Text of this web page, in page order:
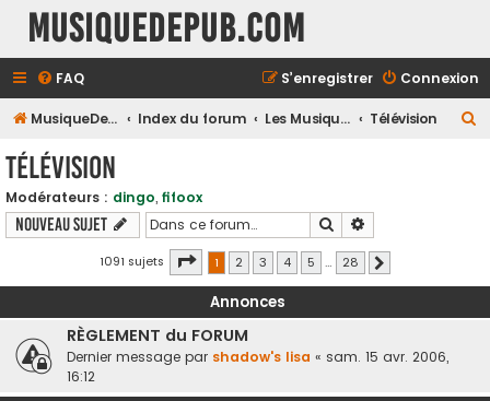
MusiqueDePub.com
FAQ Connexion
S’enregistrer
MusiqueDePub.com Index du forum Les Musiques Diverses Télévision
c
h
Télévision
Modérateurs : dingo, fifoox
Nouveau sujet Rechercher
1091 sujets Page 1sur28
1 2 3 4 5 … 28
Annonces
RÈGLEMENT du FORUM
Dernier message par shadow's lisa « sam. 15 avr. 2006,
16:12